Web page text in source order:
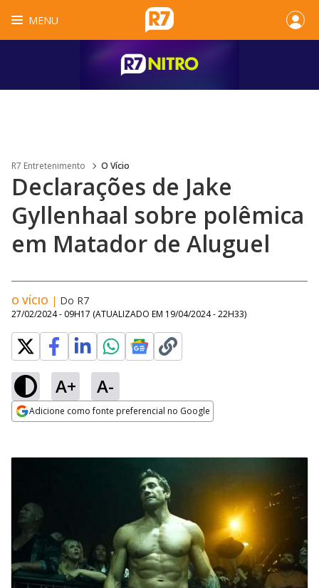
MENU
R7 Entretenimento O Vício
Declarações de Jake
Gyllenhaal sobre polêmica
em Matador de Aluguel
O VÍCIO | Do R7
27/02/2024 - 09H17 (ATUALIZADO EM 19/04/2024 - 22H33)
A+ A-
Adicione como fonte preferencial no Google